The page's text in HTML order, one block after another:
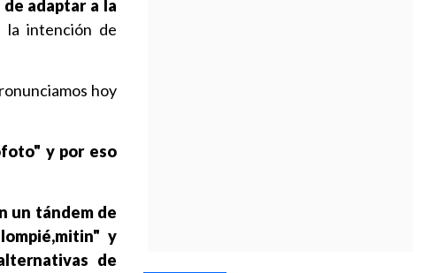
adaptar a la
intención de
hoy
y por eso
un tándem de
y
de